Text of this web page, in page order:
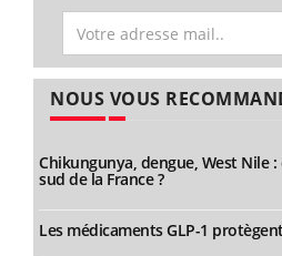
NOUS VOUS
Chikungunya, dengue, West Nile
sud de la France ?
Les médicaments GLP-1